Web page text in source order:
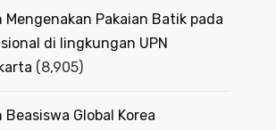
Mengenakan Pakaian Batik pada
di lingkungan UPN
(8,905)
Global Korea